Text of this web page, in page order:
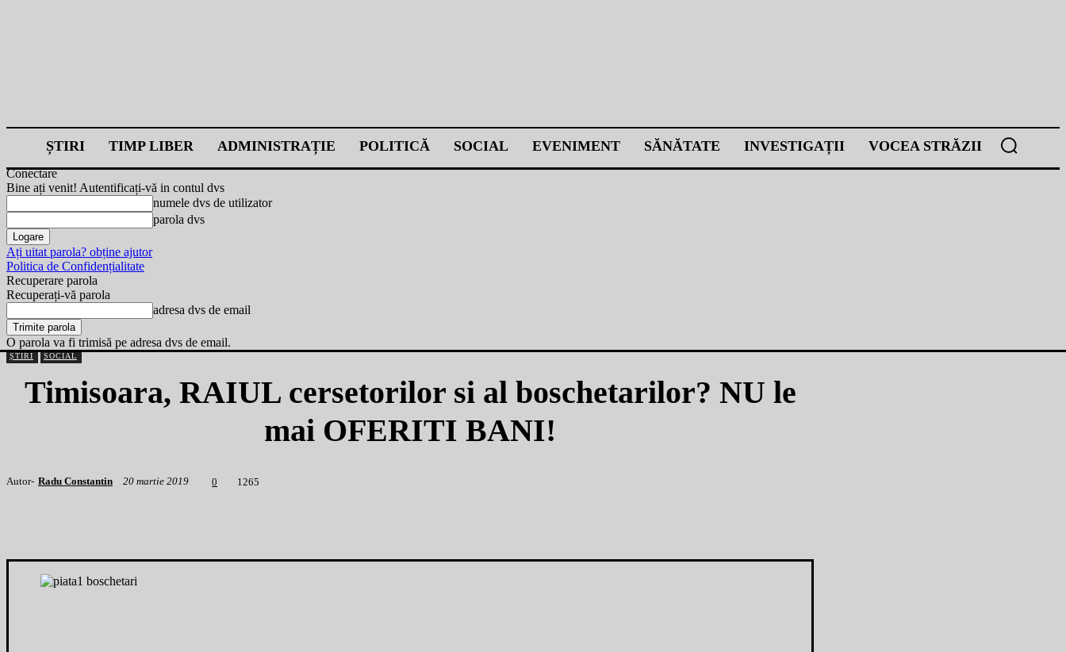
ȘTIRI TIMP LIBER ADMINISTRAȚIE POLITICĂ SOCIAL EVENIMENT SĂNĂTATE INVESTIGAȚII VOCEA STRĂZII
Conectare
Bine ați venit! Autentificați-vă in contul dvs
numele dvs de utilizator
parola dvs
Ați uitat parola? obține ajutor
Politica de Confidențialitate
Recuperare parola
Recuperați-vă parola
adresa dvs de email
O parola va fi trimisă pe adresa dvs de email.
ȘTIRI SOCIAL
Timisoara, RAIUL cersetorilor si al boschetarilor? NU le
mai OFERITI BANI!
Autor- Radu Constantin 20 martie 2019 0 1 265